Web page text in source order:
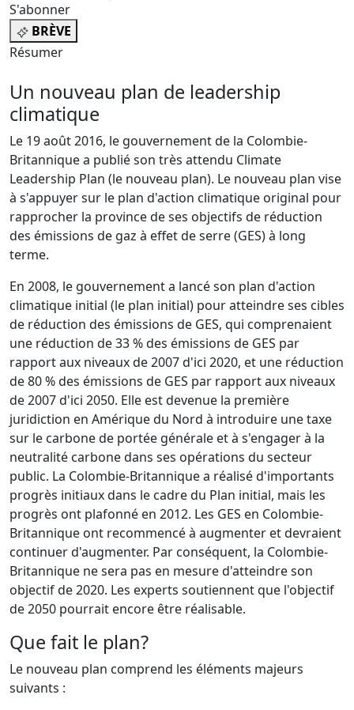
S'abonner
BRÈVE
Résumer
Un nouveau plan de leadership
climatique
Le 19 août 2016, le gouvernement de la Colombie-
Britannique a publié son très attendu Climate
Leadership Plan (le nouveau plan). Le nouveau plan vise
à s'appuyer sur le plan d'action climatique original pour
rapprocher la province de ses objectifs de réduction
des émissions de gaz à effet de serre (GES) à long
terme.
En 2008, le gouvernement a lancé son plan d'action
climatique initial (le plan initial) pour atteindre ses cibles
de réduction des émissions de GES, qui comprenaient
une réduction de 33 % des émissions de GES par
rapport aux niveaux de 2007 d'ici 2020, et une réduction
de 80 % des émissions de GES par rapport aux niveaux
de 2007 d'ici 2050. Elle est devenue la première
juridiction en Amérique du Nord à introduire une taxe
sur le carbone de portée générale et à s'engager à la
neutralité carbone dans ses opérations du secteur
public. La Colombie-Britannique a réalisé d'importants
progrès initiaux dans le cadre du Plan initial, mais les
progrès ont plafonné en 2012. Les GES en Colombie-
Britannique ont recommencé à augmenter et devraient
continuer d'augmenter. Par conséquent, la Colombie-
Britannique ne sera pas en mesure d'atteindre son
objectif de 2020. Les experts soutiennent que l'objectif
de 2050 pourrait encore être réalisable.
Que fait le plan?
Le nouveau plan comprend les éléments majeurs
suivants :